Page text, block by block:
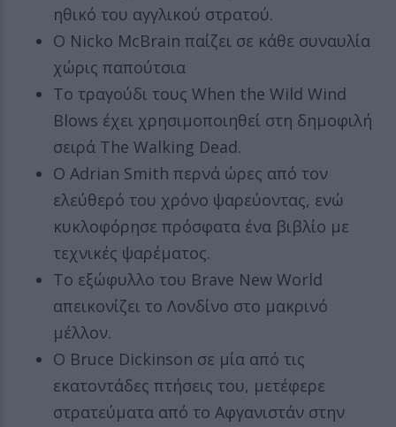
ηθικό του αγγλικού στρατού.
Ο Nicko McBrain παίζει σε κάθε συναυλία
χώρις παπούτσια
Το τραγούδι τους When the Wild Wind
Blows έχει χρησιμοποιηθεί στη δημοφιλή
σειρά The Walking Dead.
Ο Adrian Smith περνά ώρες από τον
ελεύθερό του χρόνο ψαρεύοντας, ενώ
κυκλοφόρησε πρόσφατα ένα βιβλίο με
τεχνικές ψαρέματος.
Το εξώφυλλο του Brave New World
απεικονίζει το Λονδίνο στο μακρινό
μέλλον.
Ο Bruce Dickinson σε μία από τις
εκατοντάδες πτήσεις του, μετέφερε
στρατεύματα από το Αφγανιστάν στην